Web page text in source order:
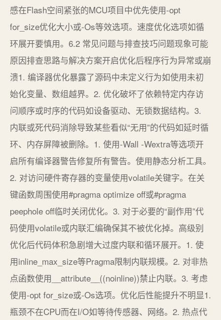
感在Flash空间紧张的MCU项目中优先使用-opt
for_size优化大小或-Os等效选项。速度优化选项如循
环展开要慎用。6.2 常见问题与排查技巧问题现象可能
原因排查思路与解决方案开启优化后程序行为异常或崩
溃1. 编译器优化暴露了源码中未定义行为如使用未初
始化变量、数组越界。2. 优化破坏了依赖特定内存访
问顺序或时序的代码如设备驱动、无锁数据结构。3.
内联或死代码消除导致某些看似“无用”的代码如延时循
环、内存屏障被删除。1. 使用-Wall -Wextra等选项开
启所有编译器警告修复所有警告。使用静态分析工具。
2. 对访问硬件寄存器的变量使用volatile关键字。在关
键函数周围使用#pragma optimize off或#pragma
peephole off临时关闭优化。3. 对于必要的“副作用”代
码使用volatile或内联汇编确保其不被优化掉。高级别
优化后代码体积急剧增大过度内联和循环展开。1. 使
用inline_max_size等Pragma限制内联规模。2. 对非热
点函数使用__attribute__((noinline))禁止内联。3. 考虑
使用-opt for_size或-Os选项。优化后性能提升不明显1.
瓶颈不在CPU而在I/O如等待传感器、网络。2. 热点代